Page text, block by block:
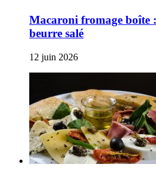
Macaroni fromage boîte
beurre salé
12 juin 2026